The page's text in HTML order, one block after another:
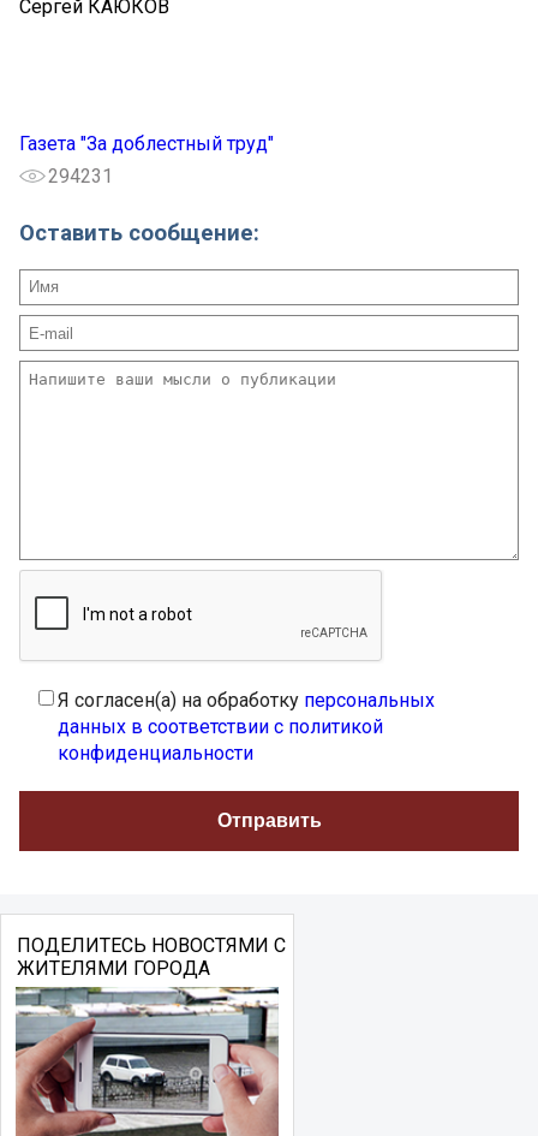
Сергей КАЮКОВ
Газета "За доблестный труд"
294231
Оставить сообщение:
Я согласен(а) на обработку персональных
данных в соответствии с политикой
конфиденциальности
ПОДЕЛИТЕСЬ НОВОСТЯМИ С
ЖИТЕЛЯМИ ГОРОДА